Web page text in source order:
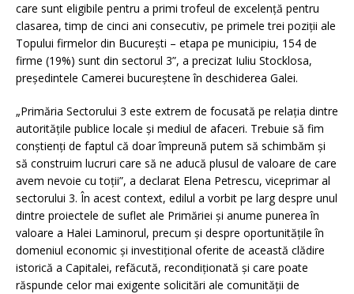
care sunt eligibile pentru a primi trofeul de excelenţă pentru
clasarea, timp de cinci ani consecutiv, pe primele trei poziții ale
Topului firmelor din București – etapa pe municipiu, 154 de
firme (19%) sunt din sectorul 3”, a precizat Iuliu Stocklosa,
președintele Camerei bucureștene în deschiderea Galei.
„Primăria Sectorului 3 este extrem de focusată pe relația dintre
autoritățile publice locale și mediul de afaceri. Trebuie să fim
conștienți de faptul că doar împreună putem să schimbăm și
să construim lucruri care să ne aducă plusul de valoare de care
avem nevoie cu toții”, a declarat Elena Petrescu, viceprimar al
sectorului 3. În acest context, edilul a vorbit pe larg despre unul
dintre proiectele de suflet ale Primăriei și anume punerea în
valoare a Halei Laminorul, precum și despre oportunitățile în
domeniul economic și investițional oferite de această clădire
istorică a Capitalei, refăcută, recondiționată și care poate
răspunde celor mai exigente solicitări ale comunității de